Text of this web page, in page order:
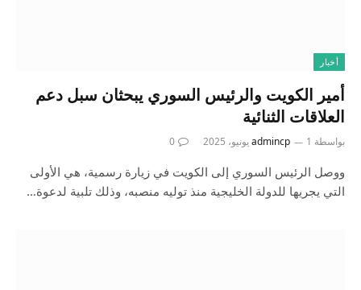
أخبار
أمير الكويت والرئيس السوري يبحثان سبل دعم
العلاقات الثنائية
بواسطة admincp 1 يونيو، 2025 0
ووصل الرئيس السوري إلى الكويت في زيارة رسمية، هي الأولى
التي يجريها للدولة الخليجية منذ توليه منصبه، وذلك تلبية لدعوة…